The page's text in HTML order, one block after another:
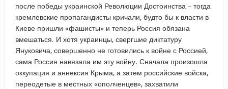
после победы украинской Революции Достоинства – тогда
кремлевские пропагандисты кричали, будто бы к власти в
Киеве пришли «фашисты» и теперь Россия обязана
вмешаться. И хотя украинцы, свергшие диктатуру
Януковича, совершенно не готовились к войне с Россией,
сама Россия навязала им эту войну. Сначала произошла
оккупация и аннексия Крыма, а затем российские войска,
переодетые в местных «ополченцев», захватили